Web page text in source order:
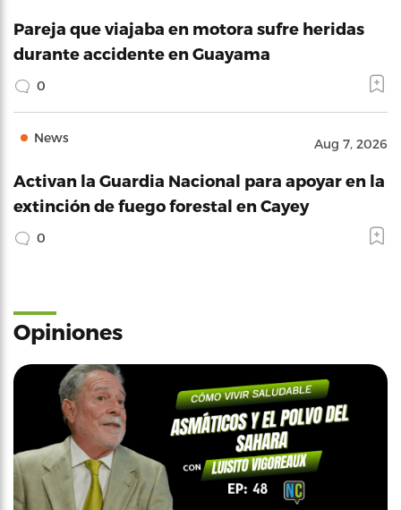
Pareja que viajaba en motora sufre heridas
durante accidente en Guayama
0
News Aug 7, 2026
Activan la Guardia Nacional para apoyar en la
extinción de fuego forestal en Cayey
0
Opiniones